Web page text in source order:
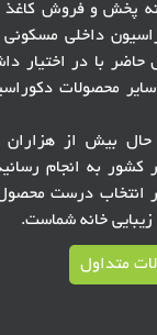
پخش و فروش کاغذ
داخلی مسکونی
با در اختیار
سایر محصولات
بیش از هزاران
کشور به انجام
انتخاب درست
خانه شماست.
متداول